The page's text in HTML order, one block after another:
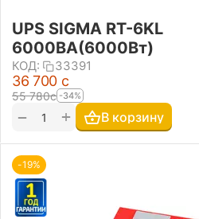
UPS SIGMA RT-6KL
6000ВА(6000Вт)
КОД: 33391
36 700 с
55 780с -34%
+
− В корзину
-19%